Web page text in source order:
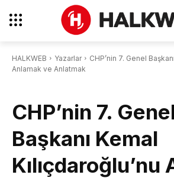
HALKWEB Yazarlar
CHP’nin 7. Genel
Anlamak ve Anlatmak
CHP’nin 7.
Başkanı Kemal
Kılıçdaroğlu’nu